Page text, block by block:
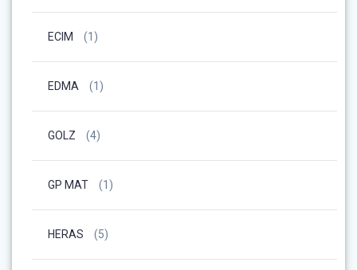
ECIM (1)
EDMA (1)
GOLZ (4)
GP MAT (1)
HERAS (5)